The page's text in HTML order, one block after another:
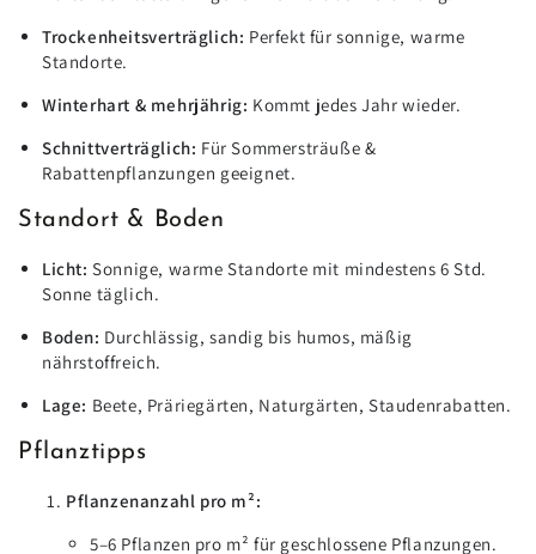
Trockenheitsverträglich: Perfekt für sonnige, warme
Standorte.
Winterhart & mehrjährig: Kommt jedes Jahr wieder.
Schnittverträglich: Für Sommersträuße &
Rabattenpflanzungen geeignet.
Standort & Boden
Licht: Sonnige, warme Standorte mit mindestens 6 Std.
Sonne täglich.
Boden: Durchlässig, sandig bis humos, mäßig
nährstoffreich.
Lage: Beete, Präriegärten, Naturgärten, Staudenrabatten.
Pflanztipps
Pflanzenanzahl pro m²:
5–6 Pflanzen pro m² für geschlossene Pflanzungen.